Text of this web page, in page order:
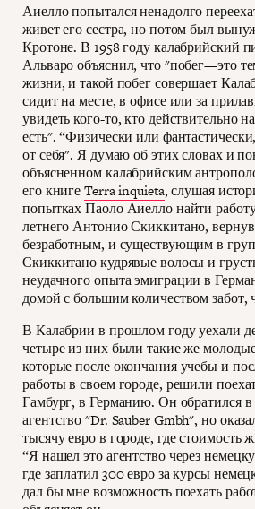
Аиелло попытался ненадолго
живет его сестра, но потом был
Кротоне. В 1958 году калабрийский
Альваро объяснил, что "побег—это
жизни, и такой побег совершает
сидит на месте, в офисе или за
увидеть кого-то, кто действительно
есть". “Физически или
от себя". Я думаю об этих словах и
объясненном калабрийским
его книгеTerra inquieta, слушая
попытках Паоло Аиелло найти
летнего Антонио Скиккитано,
безработным, и существующим в
Скиккитано кудрявые волосы и
неудачного опыта эмиграции в
домой с большим количеством забот,
В Калабрии в прошлом году уехали
четыре из них были такие же
которые после окончания учебы и
работы в своем городе, решили
Гамбург, в Германию. Он обратился в
агентство "Dr. Sauber Gmbh", но
тысячу евро в городе, где стоимость
“Я нашел это агентство через
где заплатил 300 евро за курсы
дал бы мне возможность поехать